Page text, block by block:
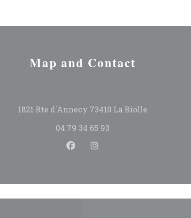
Map and Contact
1821 Rte d'Annecy 73410 La Biolle((opens in
04 79 34 65 93
Facebook ((opens in a new
Instagram ((opens in